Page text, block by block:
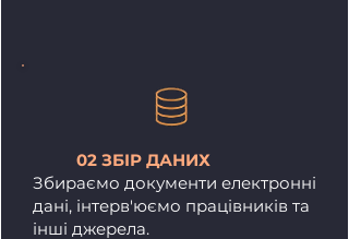
02 ЗБІР ДАНИХ
Збираємо документи електронні
дані, інтерв'юємо працівників та
інші джерела​.